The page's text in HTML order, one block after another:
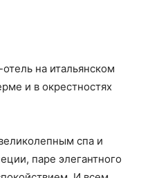
на итальянском
и в окрестностях
спа и
паре элегантного